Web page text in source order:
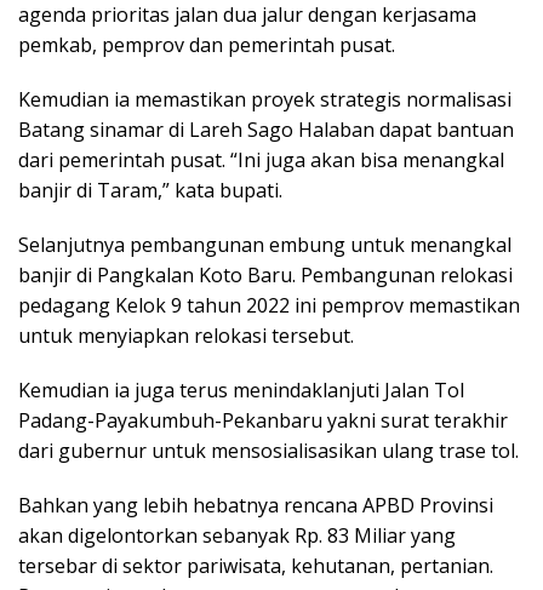
agenda prioritas jalan dua jalur dengan kerjasama
pemkab, pemprov dan pemerintah pusat.
Kemudian ia memastikan proyek strategis normalisasi
Batang sinamar di Lareh Sago Halaban dapat bantuan
dari pemerintah pusat. “Ini juga akan bisa menangkal
banjir di Taram,” kata bupati.
Selanjutnya pembangunan embung untuk menangkal
banjir di Pangkalan Koto Baru. Pembangunan relokasi
pedagang Kelok 9 tahun 2022 ini pemprov memastikan
untuk menyiapkan relokasi tersebut.
Kemudian ia juga terus menindaklanjuti Jalan Tol
Padang-Payakumbuh-Pekanbaru yakni surat terakhir
dari gubernur untuk mensosialisasikan ulang trase tol.
Bahkan yang lebih hebatnya rencana APBD Provinsi
akan digelontorkan sebanyak Rp. 83 Miliar yang
tersebar di sektor pariwisata, kehutanan, pertanian.